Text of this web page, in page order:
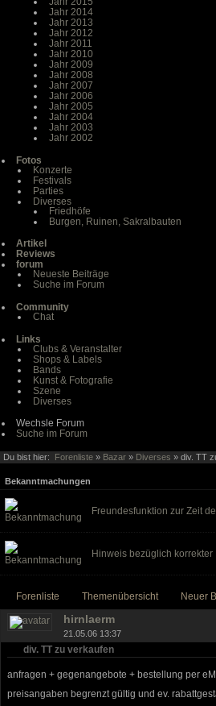
Jahr 2014
Jahr 2013
Jahr 2012
Jahr 2011
Jahr 2010
Jahr 2009
Jahr 2008
Jahr 2007
Jahr 2006
Jahr 2005
Jahr 2004
Jahr 2003
Jahr 2002
Fotos
Konzerte
Festivals
Parties
Diverses
Friedhöfe
Burgen, Ruinen, Sakralbauten
Artikel
Reviews
forum
Neueste Beiträge
Suche im Forum
Community
Chat
Links
Clubs & Veranstalter
Shops & Labels
Bands
Kunst & Fotografie
Szene
Diverses
Wechsle Forum
Suche im Forum
Du bist hier: Forenliste » Bazar » Diverses » div. TT
Bekanntmachungen
Freundesfunktion zur Zeit
Hinweis bezüglich
Forenliste Themenübersicht Neuer
hirnlaerm
21.05.06 13:37
div. TT zu verkaufen
anfragen + gegenangebote + bestellung per
preisangaben begrenzt gültig und ev.